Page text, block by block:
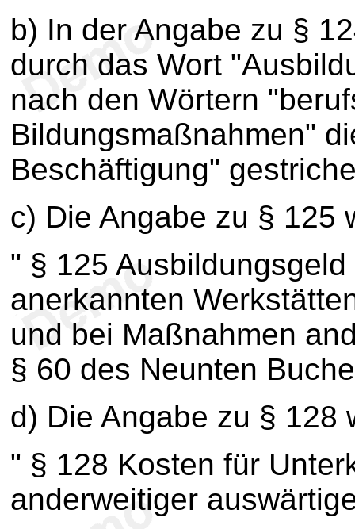
b) In der Angabe zu §
durch das Wort
nach den Wörtern
Bildungsmaßnahmen"
Beschäftigung"
c) Die Angabe zu § 125
" § 125
anerkannten
und bei Maßnahmen
§ 60 des Neunten
d) Die Angabe zu § 128
" § 128 Kosten für
anderweitiger